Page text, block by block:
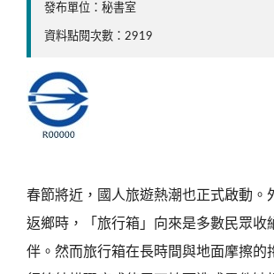
發布單位：秘書室
資料點閱次數：2919
春節將近，國人旅遊熱潮也正式啟動。
返鄉時，「旅行箱」向來是多數民眾收
伴。然而旅行箱在長時間與地面摩擦的